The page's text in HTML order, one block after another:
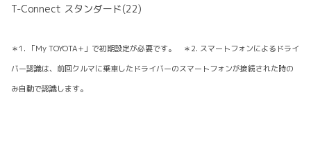
T-Connect スタンダード(22)
＊1. 「My TOYOTA+」で初期設定が必要です。 ＊2. スマートフォンによるドライ
バー認識は、前回クルマに乗車したドライバーのスマートフォンが接続された時の
み自動で認識します。